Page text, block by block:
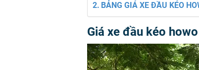
BẢNG GIÁ XE ĐẦU KÉO
Giá xe đầu kéo